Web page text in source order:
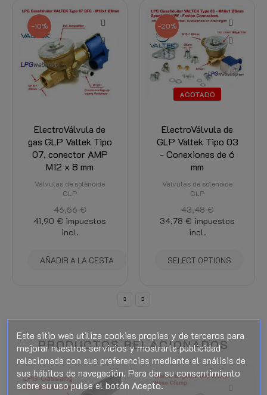
AGOTADO
-20%
ElectroVálvula de
GLP Valtek Tipo 03
- Conexiones de 6
mm
Válvulas de solenoide
GLP
43,48 €
34,78 € impuestos
incl.
SELECT OPTIONS
-20%
ElectroVálvula GLP
Valtek Tipo 07 M10
x 6 mm / 8 mm
Conector AMP
Válvulas de solenoide
GLP
43,48 €
34,78 € impuestos
incl.
SELECT OPTIONS
PRODUCTOS RELACIONADOS
Este sitio web utiliza cookies propias y de terceros para
mejorar nuestros servicios y mostrarle publicidad
relacionada con sus preferencias mediante el análisis de
sus hábitos de navegación. Para dar su consentimiento
sobre su uso pulse el botón Acepto.